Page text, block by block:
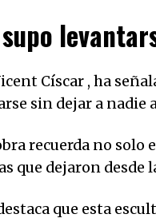
Císcar , ha
sin dejar a nadie
recuerda no
que dejaron desde
que esta